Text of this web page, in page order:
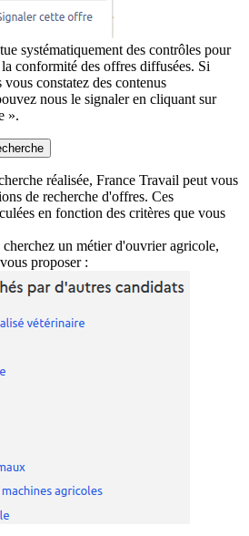
systématiquement des contrôles pour
conformité des offres diffusées. Si
constatez des contenus
nous le signaler en cliquant sur
».
réalisée, France Travail peut vous
de recherche d'offres. Ces
en fonction des critères que vous
un métier d'ouvrier agricole,
proposer :